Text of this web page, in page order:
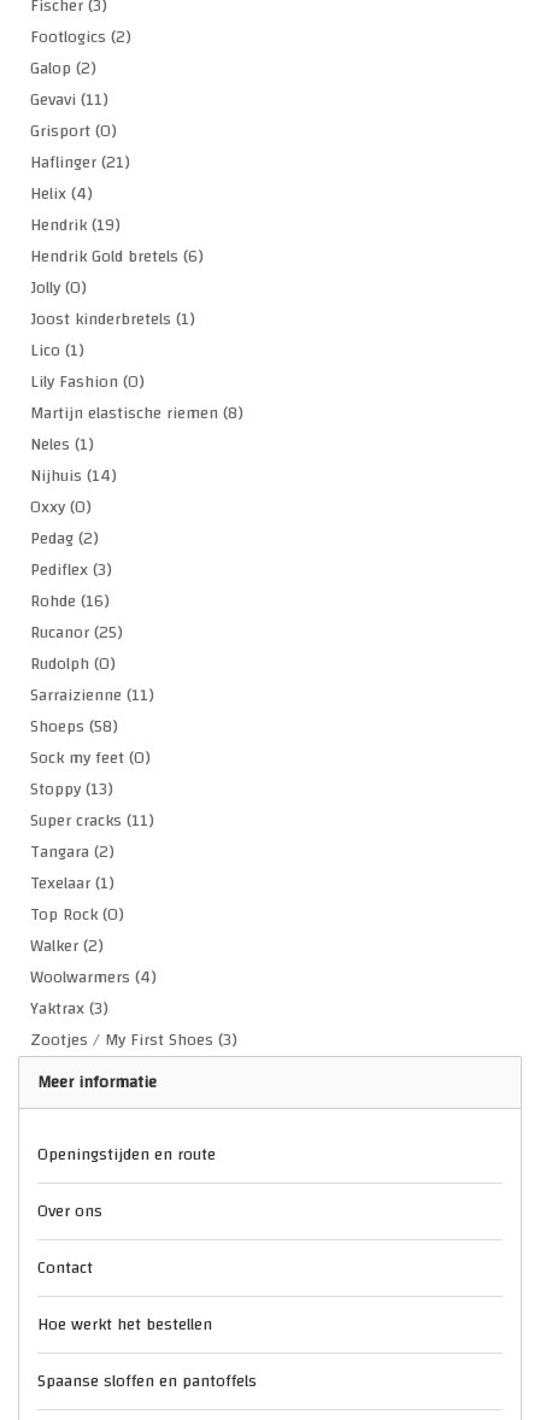
Footlogics(2)
Galop(2)
Gevavi(11)
Grisport(0)
Haflinger(21)
Helix(4)
Hendrik(19)
Hendrik Gold bretels(6)
Jolly(0)
Joost kinderbretels(1)
Lico(1)
Lily Fashion(0)
Martijn elastische riemen(8)
Neles(1)
Nijhuis(14)
Oxxy(0)
Pedag(2)
Pediflex(3)
Rohde(16)
Rucanor(25)
Rudolph(0)
Sarraizienne(11)
Shoeps(58)
Sock my feet(0)
Stoppy(13)
Super cracks(11)
Tangara(2)
Texelaar(1)
Top Rock(0)
Walker(2)
Woolwarmers(4)
Yaktrax(3)
Zootjes / My First Shoes(3)
Meer informatie
Openingstijden en route
Over ons
Contact
Hoe werkt het bestellen
Spaanse sloffen en pantoffels